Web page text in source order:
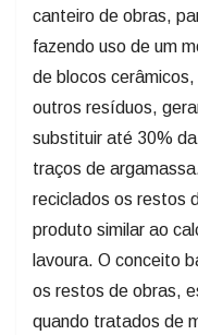
canteiro de obras,
fazendo uso de um
de blocos
outros resíduos,
substituir até 30%
traços de
reciclados os restos
produto similar ao
lavoura. O conceito
os restos de obras,
quando tratados de